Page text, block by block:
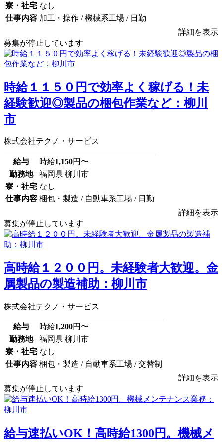
寮・社宅 なし
仕事内容 加工・操作 / 機械系工場 / 日勤
詳細を表示
募集が停止しています
時給１１５０円で効率よく稼げる！未
経験歓迎◎製品の梱包作業など：柳川
市
株式会社テクノ・サービス
給与 時給1,150円〜
勤務地
福岡県 柳川市
寮・社宅 なし
仕事内容 梱包・製造 / 自動車系工場 / 日勤
詳細を表示
募集が停止しています
高時給１２００円。未経験者大歓迎。金
属製品の製造補助：柳川市
株式会社テクノ・サービス
給与 時給1,200円〜
勤務地
福岡県 柳川市
寮・社宅 なし
仕事内容 梱包・製造 / 自動車系工場 / 交替制
詳細を表示
募集が停止しています
給与速払いOK！高時給1300円。機械メ